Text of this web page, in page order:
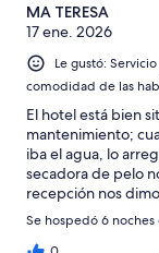
MA TERESA
17 ene. 2026
Le gustó:
comodidad de las
El hotel está bien
mantenimiento;
iba el agua, lo
secadora de pelo
recepción nos
Se hospedó 6